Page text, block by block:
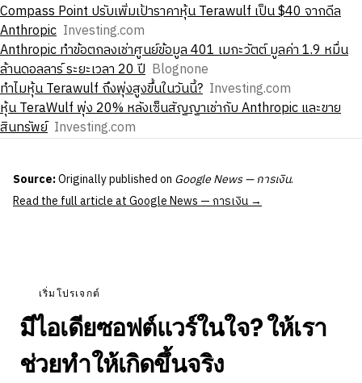
Compass Point ปรับเพิ่มเป้าราคาหุ้น Terawulf เป็น $40 จากดีล
Anthropic Investing.com
Anthropic ทำข้อตกลงเช่าศูนย์ข้อมูล 401 เมกะวัตต์ มูลค่า 1.9 หมื่น
ล้านดอลลาร์ ระยะเวลา 20 ปี Blognone
ทําไมหุ้น Terawulf ถึงพุ่งสูงขึ้นในวันนี้? Investing.com
หุ้น TeraWulf พุ่ง 20% หลังเซ็นสัญญาเช่ากับ Anthropic และขาย
สินทรัพย์ Investing.com
Source:Originally published on Google News — การเงิน.
Read the full article at Google News — การเงิน →
เริ่มโปรเจกต์
มีไอเดียซอฟต์แวร์ในใจ? ให้เรา
ช่วยทำให้เกิดขึ้นจริง